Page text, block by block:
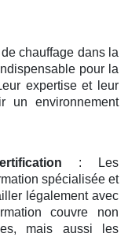
chauffage dans la
pour la
expertise et leur
un environnement
: Les
spécialisée et
légalement avec
couvre non
mais aussi les